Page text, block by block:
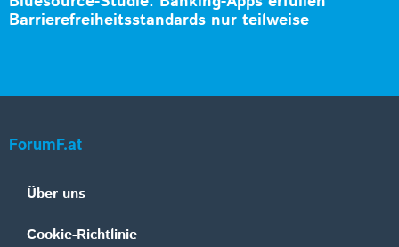
Barrierefreiheitsstandards nur teilweise
ForumF.at
Über uns
Cookie-Richtlinie